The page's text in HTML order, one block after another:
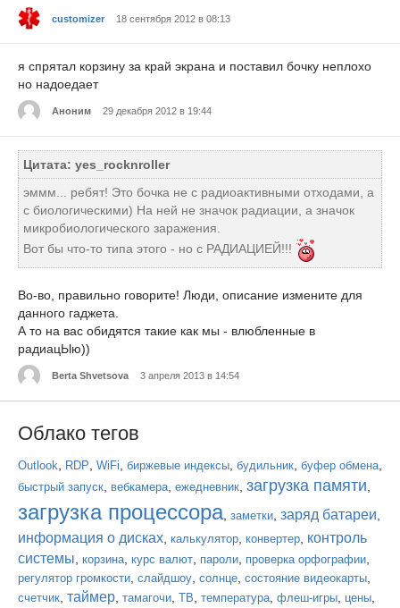
customizer 18 сентября 2012 в 08:13
я спрятал корзину за край экрана и поставил бочку неплохо
но надоедает
Аноним 29 декабря 2012 в 19:44
Цитата: yes_rocknroller
эммм... ребят! Это бочка не с радиоактивными отходами, а
с биологическими) На ней не значок радиации, а значок
микробиологического заражения.
Вот бы что-то типа этого - но с РАДИАЦИЕЙ!!!
Во-во, правильно говорите! Люди, описание измените для
данного гаджета.
А то на вас обидятся такие как мы - влюбленные в
радиацЫю))
Berta Shvetsova 3 апреля 2013 в 14:54
Облако тегов
Outlook RDP WiFi биржевые индексы будильник буфер обмена
быстрый запуск вебкамера ежедневник загрузка памяти
загрузка процессора, заметки заряд батареи
информация о дисках калькулятор конвертер контроль
системы корзина курс валют пароли проверка орфографии
регулятор громкости слайдшоу солнце состояние видеокарты
счетчик таймер тамагочи ТВ температура флеш-игры цены